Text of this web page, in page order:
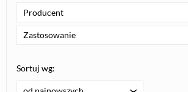
Producent
Zastosowanie
Sortuj wg: